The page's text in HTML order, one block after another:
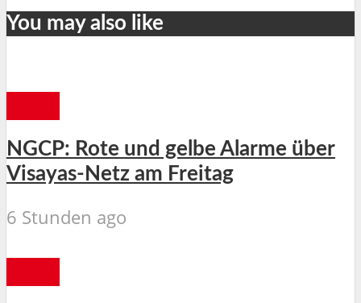
You may also like
NGCP: Rote und gelbe Alarme über
Visayas-Netz am Freitag
6 Stunden ago